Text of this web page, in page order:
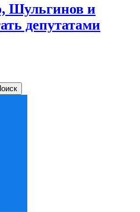
Шульгинов и
депутатами